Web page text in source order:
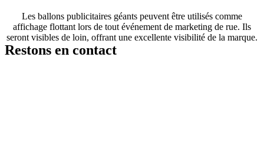
Les ballons publicitaires géants peuvent être utilisés comme
affichage flottant lors de tout événement de marketing de rue. Ils
seront visibles de loin, offrant une excellente visibilité de la marque.
Restons en contact